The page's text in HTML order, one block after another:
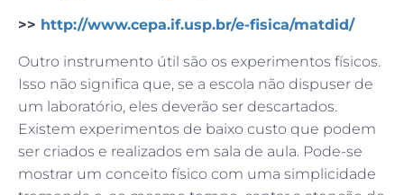
>> http://www.cepa.if.usp.br/e-fisica/matdid/
Outro instrumento útil são os experimentos físicos.
Isso não significa que, se a escola não dispuser de
um laboratório, eles deverão ser descartados.
Existem experimentos de baixo custo que podem
ser criados e realizados em sala de aula. Pode-se
mostrar um conceito físico com uma simplicidade